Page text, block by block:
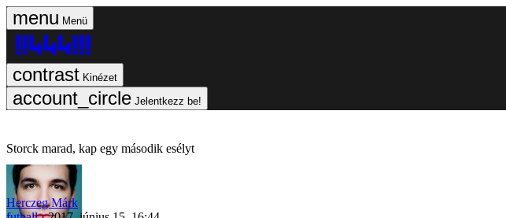
Menü
Kinézet
Jelentkezz be!
Storck marad, kap egy második esélyt
Herczeg Márk